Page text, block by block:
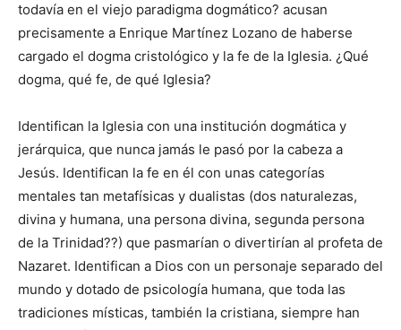
todavía en el viejo paradigma dogmático? acusan
precisamente a Enrique Martínez Lozano de haberse
cargado el dogma cristológico y la fe de la Iglesia. ¿Qué
dogma, qué fe, de qué Iglesia?
Identifican la Iglesia con una institución dogmática y
jerárquica, que nunca jamás le pasó por la cabeza a
Jesús. Identifican la fe en él con unas categorías
mentales tan metafísicas y dualistas (dos naturalezas,
divina y humana, una persona divina, segunda persona
de la Trinidad??) que pasmarían o divertirían al profeta de
Nazaret. Identifican a Dios con un personaje separado del
mundo y dotado de psicología humana, que toda las
tradiciones místicas, también la cristiana, siempre han